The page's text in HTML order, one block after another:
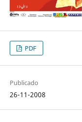
PDF
Publicado
26-11-2008